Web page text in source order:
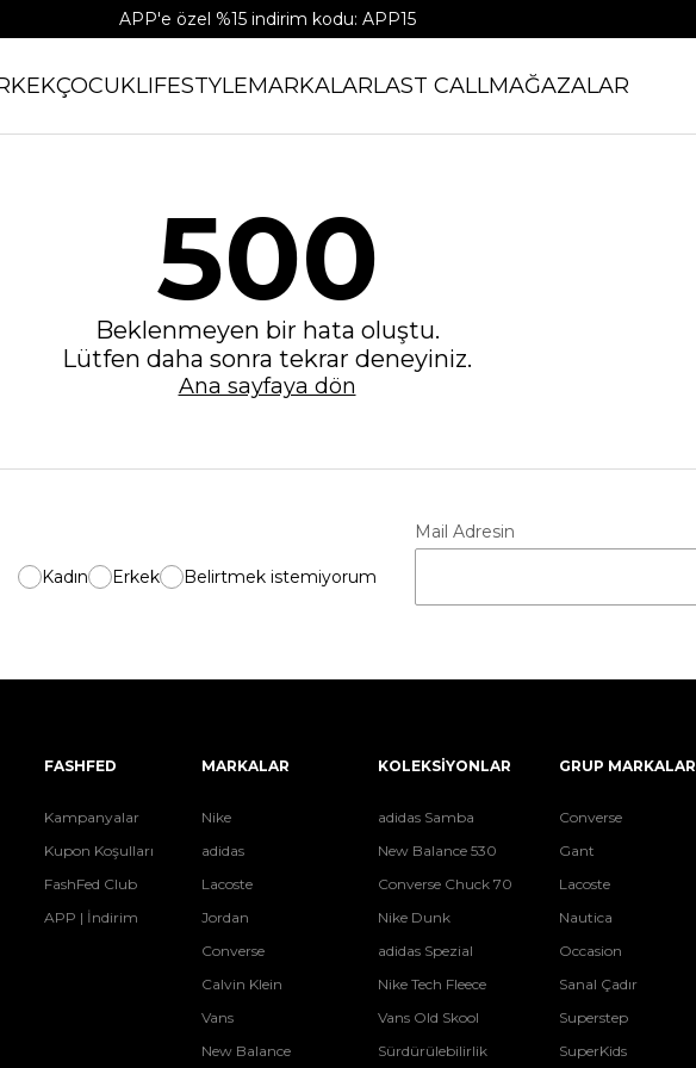
APP'e özel %15 indirim kodu: APP15
ÇOCUKLIFESTYLEMARKALARLAST CALLMAĞAZALAR
500
Beklenmeyen bir hata oluştu.
Lütfen daha sonra tekrar deneyiniz.
Ana sayfaya dön
Kadın Erkek Belirtmek istemiyorum
Mail Adresin
FASHFED
Kampanyalar
Kupon Koşulları
FashFed Club
APP | İndirim
MARKALAR
Nike
adidas
Lacoste
Jordan
Converse
Calvin Klein
Vans
New Balance
KOLEKSİYONLAR
adidas Samba
New Balance 530
Converse Chuck 70
Nike Dunk
adidas Spezial
Nike Tech Fleece
Vans Old Skool
Sürdürülebilirlik
GRUP MARKALAR
Converse
Gant
Lacoste
Nautica
Occasion
Sanal Çadır
Superstep
SuperKids